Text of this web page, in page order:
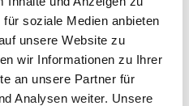
soziale Medien anbieten
unsere Website zu
wir Informationen zu Ihrer
an unsere Partner für
Analysen weiter. Unsere